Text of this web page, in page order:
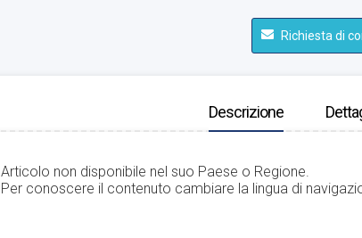
Richiesta di
Descrizione
Articolo non disponibile nel suo Paese o Regione.
Per conoscere il contenuto cambiare la lingua di